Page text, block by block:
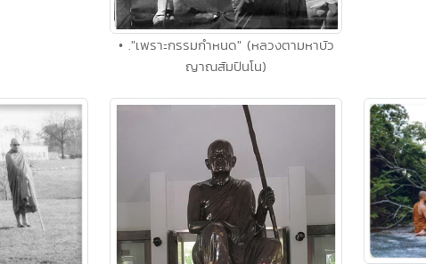
• ."เพราะกรรมกำหนด" (หลวงตามหาบัว
ญาณสัมปันโน)